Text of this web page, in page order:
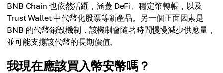
BNB Chain 也依然活躍，涵蓋 DeFi、穩定幣轉帳，以及
Trust Wallet 中代幣化股票等新產品。另一個正面因素是
BNB 的代幣銷毀機制，該機制會隨著時間慢慢減少供應量，
並可能支撐該代幣的長期價值。
我現在應該買入幣安幣嗎？